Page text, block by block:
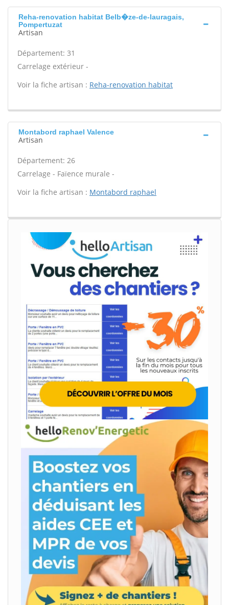
Reha-renovation habitat Belb�ze-de-lauragais,
Pompertuzat
Artisan
Département: 31
Carrelage extérieur -
Voir la fiche artisan : Reha-renovation habitat
Montabord raphael Valence
Artisan
Département: 26
Carrelage - Faïence murale -
Voir la fiche artisan : Montabord raphael